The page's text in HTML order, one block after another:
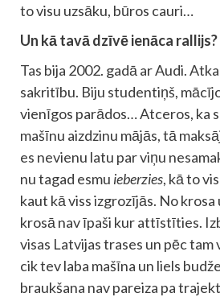
to visu uzsāku, būros cauri…
Un kā tavā dzīvē ienāca rallijs?
Tas bija 2002. gadā ar Audi.
sakritību. Biju studentiņš,
vienīgos parādos… Atceros, ka
mašīnu aizdzinu mājās, tā
es nevienu latu par viņu
nu tagad esmu ieberzies, kā to
kaut kā viss izgrozījās. No
krosā nav īpaši kur attīstīties.
visas Latvijas trases un pēc tam
cik tev laba mašīna un liels
braukšana nav pareiza pa